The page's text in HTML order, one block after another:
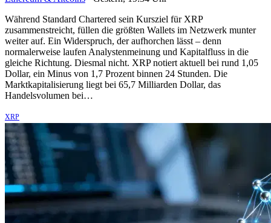
Während Standard Chartered sein Kursziel für XRP
zusammenstreicht, füllen die größten Wallets im Netzwerk munter
weiter auf. Ein Widerspruch, der aufhorchen lässt – denn
normalerweise laufen Analystenmeinung und Kapitalfluss in die
gleiche Richtung. Diesmal nicht. XRP notiert aktuell bei rund 1,05
Dollar, ein Minus von 1,7 Prozent binnen 24 Stunden. Die
Marktkapitalisierung liegt bei 65,7 Milliarden Dollar, das
Handelsvolumen bei…
XRP